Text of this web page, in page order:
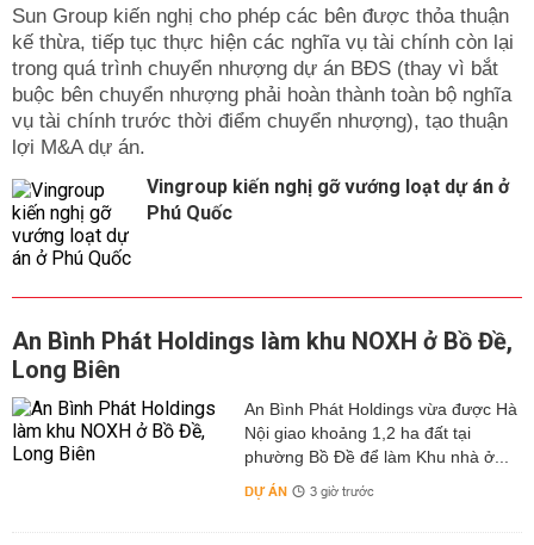
Sun Group kiến nghị cho phép các bên được thỏa thuận
kế thừa, tiếp tục thực hiện các nghĩa vụ tài chính còn lại
trong quá trình chuyển nhượng dự án BĐS (thay vì bắt
buộc bên chuyển nhượng phải hoàn thành toàn bộ nghĩa
vụ tài chính trước thời điểm chuyển nhượng), tạo thuận
lợi M&A dự án.
Vingroup kiến nghị gỡ vướng loạt dự án ở
Phú Quốc
An Bình Phát Holdings làm khu NOXH ở Bồ Đề,
Long Biên
An Bình Phát Holdings vừa được Hà
Nội giao khoảng 1,2 ha đất tại
phường Bồ Đề để làm Khu nhà ở...
DỰ ÁN 3 giờ trước